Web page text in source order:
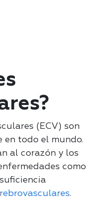
(ECV) son
en todo el mundo.
al corazón y los
como
.